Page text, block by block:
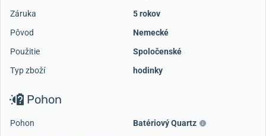
Záruka
5 rokov
Pôvod
Nemecké
Použitie
Spoločenské
Typ zboží
hodinky
Pohon
Pohon
Batériový Quartz